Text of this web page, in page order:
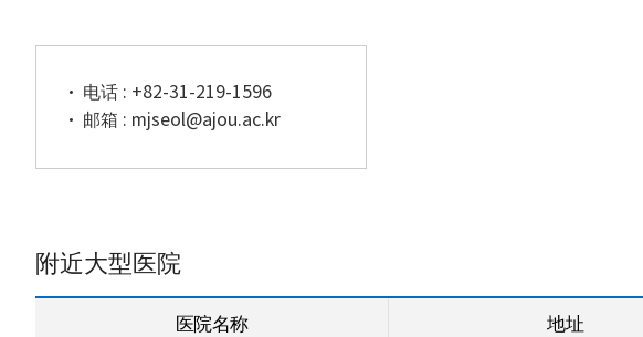
电话 : +82-31-219-1596
邮箱 : mjseol@ajou.ac.kr
附近大型医院
医院名称 地址